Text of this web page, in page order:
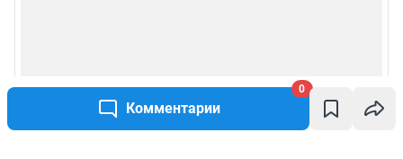
Комментарии
0